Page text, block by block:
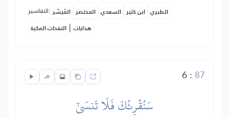
التفاسير: المُيسَّر المختصر السعدي ابن كثير الطبري
النفحات المكية | هدايات
6: 87
سَنُقۡرِئُكَ فَلَا تَنسَىٰٓ